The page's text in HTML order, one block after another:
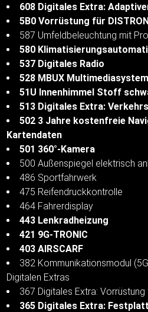
608 Digitales Extra:
5B0 Vorrüstung für
587 Umfeldbeleuchtung mit
580
537 Digitales Radio
528 MBUX Multimediasystem
51U Innenhimmel Stoff
513 Digitales Extra:
502 3 Jahre kostenfreie
Kartendaten
501 360°-Kamera
500 Außenspiegel elektrisch
486 Sportfahrwerk
475 Reifendruckkontrolle
464 Fahrerdisplay
443 Lenkradheizung
421 9G-TRONIC
403 AIRSCARF
382 Kommunikationsmodul
Digitalen Extras
367 Digitales Extra:
365 Digitales Extra: